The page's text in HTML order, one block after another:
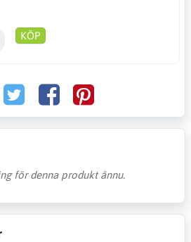
KÖP
för denna produkt ännu.